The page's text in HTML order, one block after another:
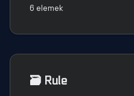
6 elemek
🗃️ Rule